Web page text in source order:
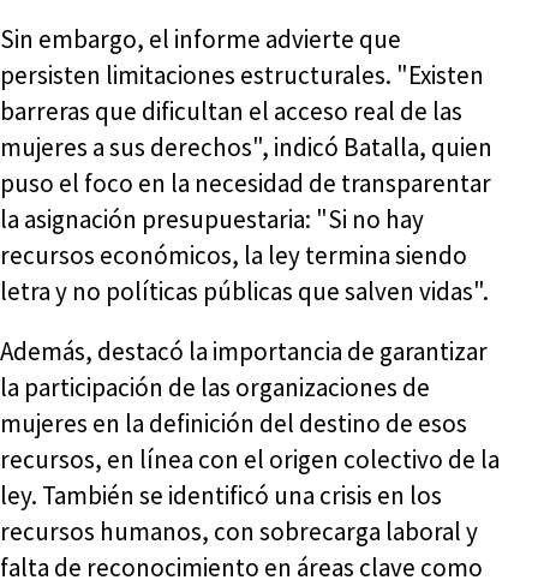
Sin embargo, el informe advierte que
persisten limitaciones estructurales. "Existen
barreras que dificultan el acceso real de las
mujeres a sus derechos", indicó Batalla, quien
puso el foco en la necesidad de transparentar
la asignación presupuestaria: "Si no hay
recursos económicos, la ley termina siendo
letra y no políticas públicas que salven vidas".
Además, destacó la importancia de garantizar
la participación de las organizaciones de
mujeres en la definición del destino de esos
recursos, en línea con el origen colectivo de la
ley. También se identificó una crisis en los
recursos humanos, con sobrecarga laboral y
falta de reconocimiento en áreas clave como